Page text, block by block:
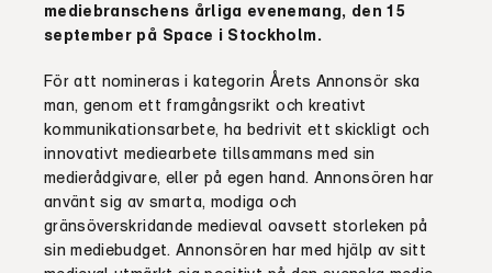
mediebranschens årliga evenemang, den 15
september på Space i Stockholm.
För att nomineras i kategorin Årets Annonsör ska
man, genom ett framgångsrikt och kreativt
kommunikationsarbete, ha bedrivit ett skickligt och
innovativt mediearbete tillsammans med sin
medierådgivare, eller på egen hand. Annonsören har
använt sig av smarta, modiga och
gränsöverskridande medieval oavsett storleken på
sin mediebudget. Annonsören har med hjälp av sitt